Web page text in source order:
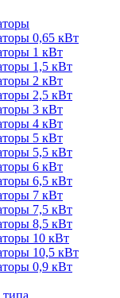
0,65 кВт
1 кВт
1,5 кВт
2 кВт
2,5 кВт
3 кВт
4 кВт
5 кВт
5,5 кВт
6 кВт
6,5 кВт
7 кВт
7,5 кВт
8,5 кВт
10 кВт
10,5 кВт
0,9 кВт
типа